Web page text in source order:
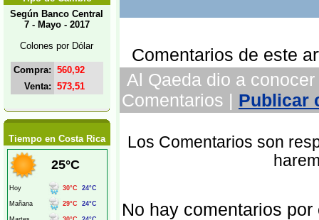
Según Banco Central
7 - Mayo - 2017
Colones por Dólar
Compra: 560,92
Venta: 573,51
Tiempo en Costa Rica
Comentarios de este
Al Qaeda dio a
Comentarios | Publicar
Los Comentarios son
No hay comentarios por